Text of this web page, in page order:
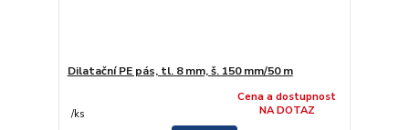
Dilatační PE pás, tl. 8 mm, š. 150 mm/50 m
/ks
Cena a dostupnost
NA DOTAZ